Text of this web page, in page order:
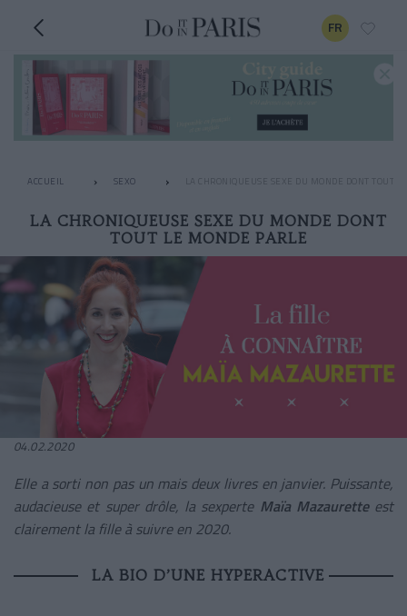
FR
ACCUEIL SEXO LA CHRONIQUEUSE SEXE DU MONDE DONT TOUT
LA CHRONIQUEUSE SEXE DU MONDE DONT
TOUT LE MONDE PARLE
04.02.2020
Elle a sorti non pas un mais deux livres en janvier. Puissante,
audacieuse et super drôle, la sexperte Maïa Mazauretteest
clairement la fille à suivre en 2020.
LA BIO D’UNE HYPERACTIVE